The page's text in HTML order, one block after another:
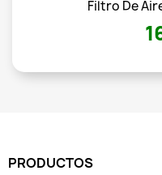
Filtro De
PRODUCTOS